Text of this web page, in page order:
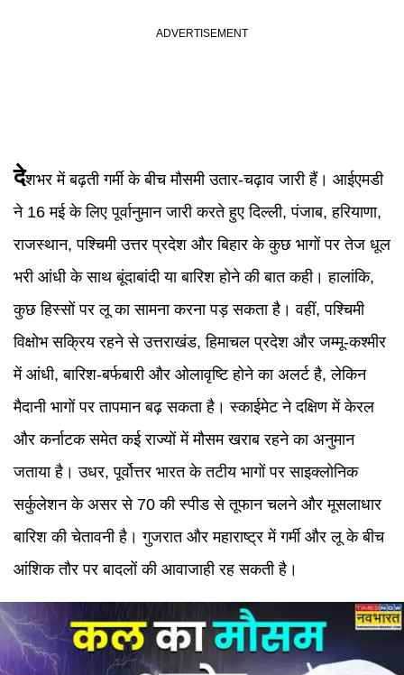
देशभर में बढ़ती गर्मी के बीच मौसमी उतार-चढ़ाव जारी हैं। आईएमडी
ने 16 मई के लिए पूर्वानुमान जारी करते हुए दिल्ली, पंजाब, हरियाणा,
राजस्थान, पश्चिमी उत्तर प्रदेश और बिहार के कुछ भागों पर तेज धूल
भरी आंधी के साथ बूंदाबांदी या बारिश होने की बात कही। हालांकि,
कुछ हिस्सों पर लू का सामना करना पड़ सकता है। वहीं, पश्चिमी
विक्षोभ सक्रिय रहने से उत्तराखंड, हिमाचल प्रदेश और जम्मू-कश्मीर
में आंधी, बारिश-बर्फबारी और ओलावृष्टि होने का अलर्ट है, लेकिन
मैदानी भागों पर तापमान बढ़ सकता है। स्काईमेट ने दक्षिण में केरल
और कर्नाटक समेत कई राज्यों में मौसम खराब रहने का अनुमान
जताया है। उधर, पूर्वोत्तर भारत के तटीय भागों पर साइक्लोनिक
सर्कुलेशन के असर से 70 की स्पीड से तूफान चलने और मूसलाधार
बारिश की चेतावनी है। गुजरात और महाराष्ट्र में गर्मी और लू के बीच
आंशिक तौर पर बादलों की आवाजाही रह सकती है।